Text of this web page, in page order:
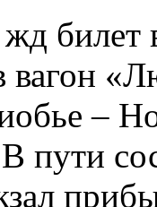
билет
вагон
–
пути